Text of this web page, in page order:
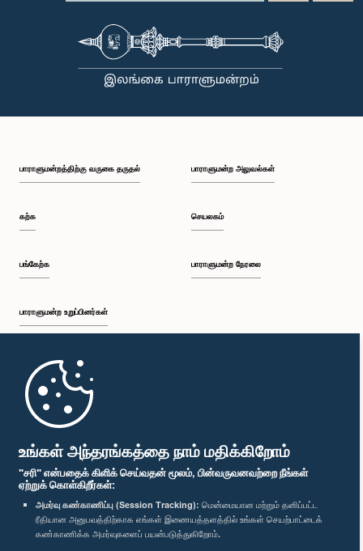
உங்கள் அந்தரங்கத்தை நாம் மதிக்கிறோம்
"சரி" என்பதைக் கிளிக் செய்வதன் மூலம், பின்வருவனவற்றை நீங்கள்
ஏற்றுக் கொள்கிறீர்கள்:
அமர்வு கண்காணிப்பு (Session Tracking): மென்மையான மற்றும் தனிப்பட்ட
ரீதியான அனுபவத்திற்காக எங்கள் இணையத்தளத்தில் உங்கள் செயற்பாட்டைக்
கண்காணிக்க அமர்வுகளைப் பயன்படுத்துகிறோம்.
பாராளுமன்றத்திற்கு வருகை தருதல்
கற்க
பங்கேற்க
பாராளுமன்ற உறுப்பினர்கள்
முதற்பக்கம்
பாராளுமன்ற அலுவல்கள்
செயலகம்
பாராளுமன்ற நேரலை
பாராளுமன்ற கையடக்க செயலி
எம்மை பின்தொடர்க :